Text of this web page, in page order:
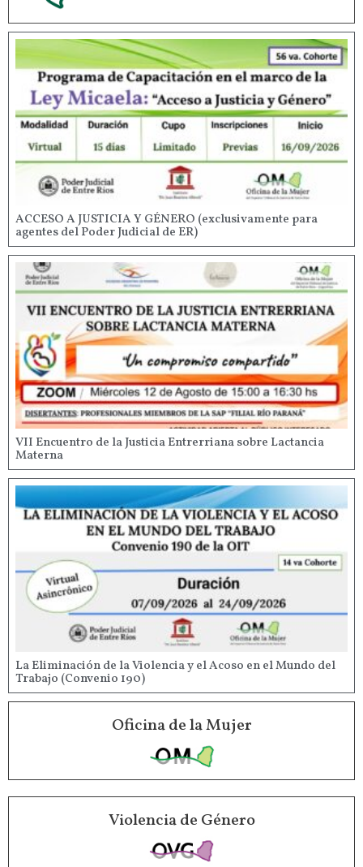
ACCESO A JUSTICIA Y GÉNERO (exclusivamente para
agentes del Poder Judicial de ER)
VII Encuentro de la Justicia Entrerriana sobre Lactancia
Materna
La Eliminación de la Violencia y el Acoso en el Mundo del
Trabajo (Convenio 190)
Oficina de la Mujer
Violencia de Género